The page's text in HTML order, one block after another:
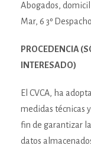
Abogados,
Mar, 6 3º
PROCEDENCIA
INTERESADO)
El CVCA, ha
medidas técnicas
fin de garantizar
datos